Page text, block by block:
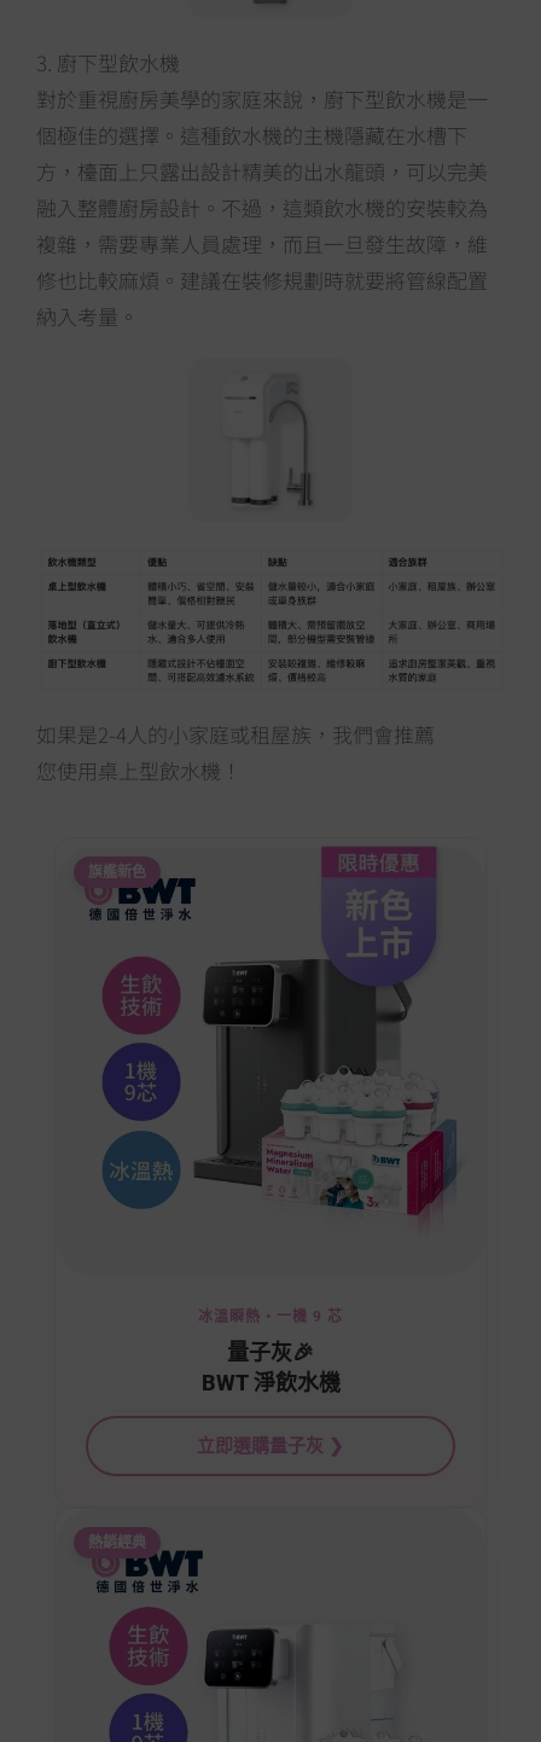
3. 廚下型飲水機
對於重視廚房美學的家庭來說，廚下型飲水機是一
個極佳的選擇。這種飲水機的主機隱藏在水槽下
方，檯面上只露出設計精美的出水龍頭，可以完美
融入整體廚房設計。不過，這類飲水機的安裝較為
複雜，需要專業人員處理，而且一旦發生故障，維
修也比較麻煩。建議在裝修規劃時就要將管線配置
納入考量。
如果是2-4人的小家庭或租屋族，我們會推薦
您使用桌上型飲水機！
旗艦新色
冰溫瞬熱 • 一機 9 芯
量子灰🎉
BWT 淨飲水機
立即選購量子灰 ❯
熱銷經典